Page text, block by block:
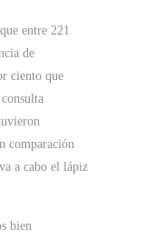
entre 221
de
ciento que
comparación
a cabo el lápiz
bien